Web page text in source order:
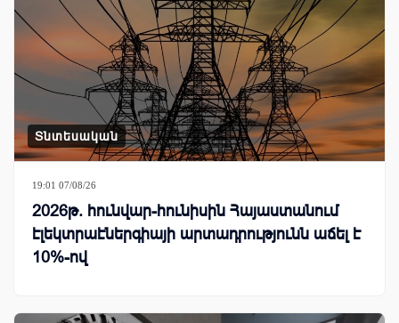
Տնտեսական
19:01 07/08/26
2026թ. հունվար-հունիսին Հայաստանում
էլեկտրաէներգիայի արտադրությունն աճել է
10%-ով